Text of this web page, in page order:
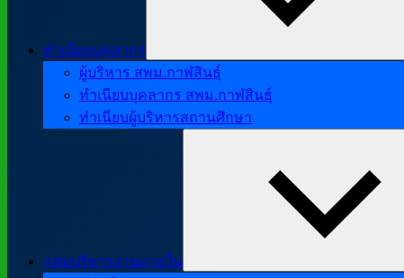
ทำเนียบบุคลากร
ผู้บริหาร สพม.กาฬสินธุ์
ทำเนียบบุคลากร สพม.กาฬสินธุ์
ทำเนียบผู้บริหารสถานศึกษา
กลุ่มบริหารงานภายใน